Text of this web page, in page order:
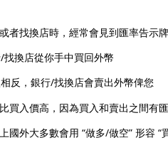
者找換店時，經常會見到匯率告示
換店從你手中買回外幣
反，銀行/找換店會賣出外幣俾您
買入價高，因為買入和賣出之間有
國外大多數會用 “做多/做空” 形容 “